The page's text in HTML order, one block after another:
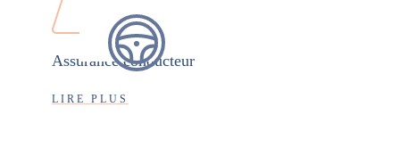
Assurance conducteur
LIRE PLUS